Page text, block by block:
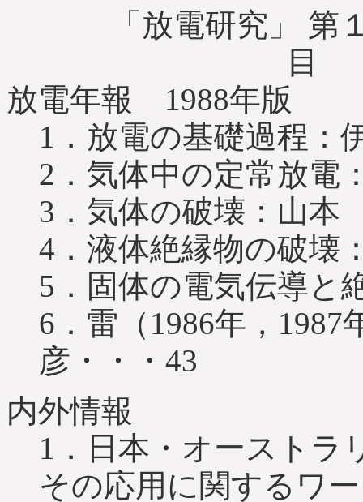
「放電研究」 第
放電年報 1988年版
1．放電の基礎過程
2．気体中の定常放
3．気体の破壊：山
4．液体絶縁物の破
5．固体の電気伝導
6．雷（1986年，
彦・・・43
内外情報
1．日本・オーストラ
その応用に関するワ